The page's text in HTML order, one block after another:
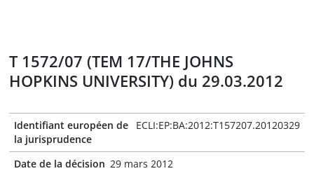
T 1572/07 (TEM 17/THE JOHNS
HOPKINS UNIVERSITY) du 29.03.2012
Identifiant européen de
la jurisprudence
ECLI:EP:BA:2012:T157207.20120329
Date de la décision 29 mars 2012